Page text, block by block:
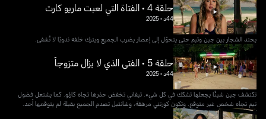
حلقة 4 • الفتاة التي لعبت ماريو كارت
44د •
2025
يحتد الشجار بين جين وتيم حتى يتحوّل إلى إعصار يضرب الجميع ويترك خلفه ندوبًا لا تُشفى.
حلقة 5 • الفتى الذي لا يزال متزوجاً
44د •
2025
تكتشف جين شيئًا يجعلها تشكك في كل شيء. تيفاني تخفض حذرها تجاه كارلو. كما يشتعل فضول
تيم تجاه شخص غير متوقع. وتكون كورتني مرهقة، وشانتيل تصدم الجميع بقبلة لم يتوقعها أحد.